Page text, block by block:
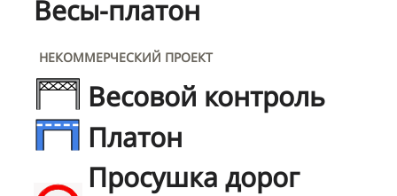
Весы-платон
НЕКОММЕРЧЕСКИЙ ПРОЕКТ
Весовой контроль
Платон
Просушка дорог